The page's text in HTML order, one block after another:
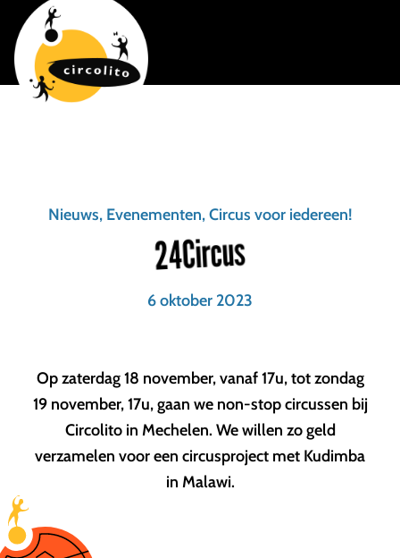
Nieuws, Evenementen, Circus voor iedereen!
24Circus
6 oktober 2023
Op zaterdag 18 november, vanaf 17u, tot zondag
19 november, 17u, gaan we non-stop circussen bij
Circolito in Mechelen. We willen zo geld
verzamelen voor een circusproject met Kudimba
in Malawi.